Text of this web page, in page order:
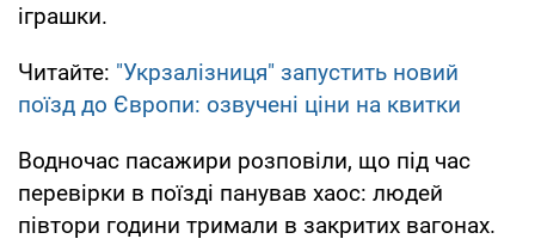
іграшки.
Читайте: "Укрзалізниця" запустить новий
поїзд до Європи: озвучені ціни на квитки
Водночас пасажири розповіли, що під час
перевірки в поїзді панував хаос: людей
півтори години тримали в закритих вагонах.